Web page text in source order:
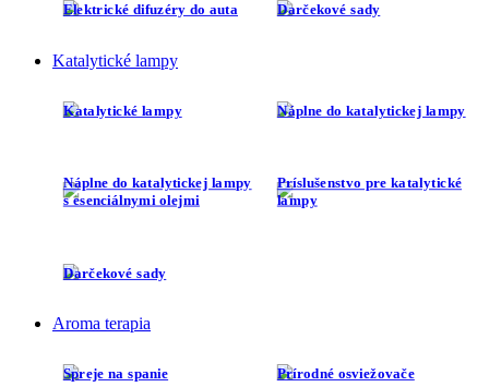
Elektrické difuzéry do auta Darčekové sady
Katalytické lampy
Katalytické lampy Náplne do katalytickej lampy
Náplne do katalytickej lampy
s esenciálnymi olejmi
Príslušenstvo pre katalytické
lampy
Darčekové sady
Aroma terapia
Spreje na spanie Prírodné osviežovače